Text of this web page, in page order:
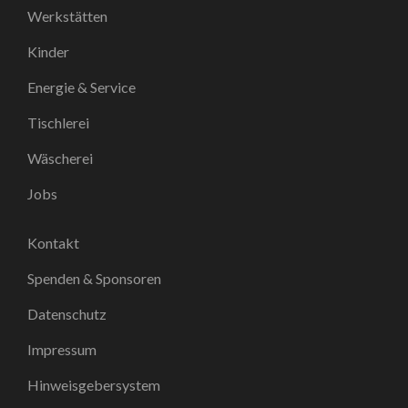
Werkstätten
Kinder
Energie & Service
Tischlerei
Wäscherei
Jobs
Kontakt
Spenden & Sponsoren
Datenschutz
Impressum
Hinweisgebersystem